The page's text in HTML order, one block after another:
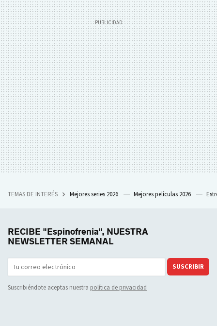
TEMAS DE INTERÉS Mejores series 2026 Mejores películas 2026
RECIBE "Espinofrenia", NUESTRA
NEWSLETTER SEMANAL
SUSCRIBIR
Suscribiéndote aceptas nuestra política de privacidad